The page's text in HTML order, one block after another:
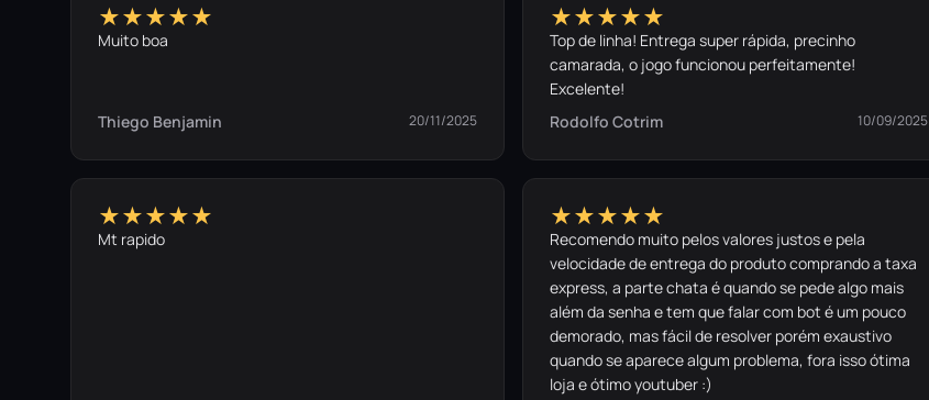
★★★★★
Muito boa
Thiego Benjamin 20/11/2025
★★★★★
Top de linha! Entrega super rápida, precinho
camarada, o jogo funcionou perfeitamente!
Excelente!
Rodolfo Cotrim
10/09/2025
★★★★★
Mt rapido
★★★★★
Recomendo muito pelos valores justos e pela
velocidade de entrega do produto comprando a taxa
express, a parte chata é quando se pede algo mais
além da senha e tem que falar com bot é um pouco
demorado, mas fácil de resolver porém exaustivo
quando se aparece algum problema, fora isso ótima
loja e ótimo youtuber :)